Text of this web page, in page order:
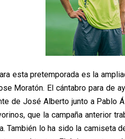
esta pretemporada es la
Moratón. El cántabro para de
de José Alberto junto a Pablo
que la campaña anterior
También lo ha sido la camiseta